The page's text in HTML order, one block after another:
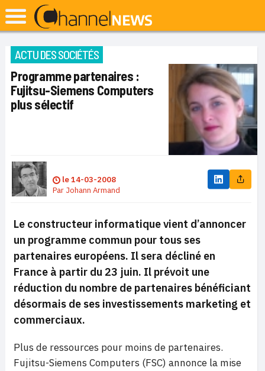
ACTU DES SOCIÉTÉS
Programme partenaires :
Fujitsu-Siemens Computers
plus sélectif
le14-03-2008
Par Johann Armand
Le constructeur informatique vient d’annoncer
un programme commun pour tous ses
partenaires européens. Il sera décliné en
France à partir du 23 juin. Il prévoit une
réduction du nombre de partenaires bénéficiant
désormais de ses investissements marketing et
commerciaux.
Plus de ressources pour moins de partenaires.
Fujitsu-Siemens Computers (FSC) annonce la mise